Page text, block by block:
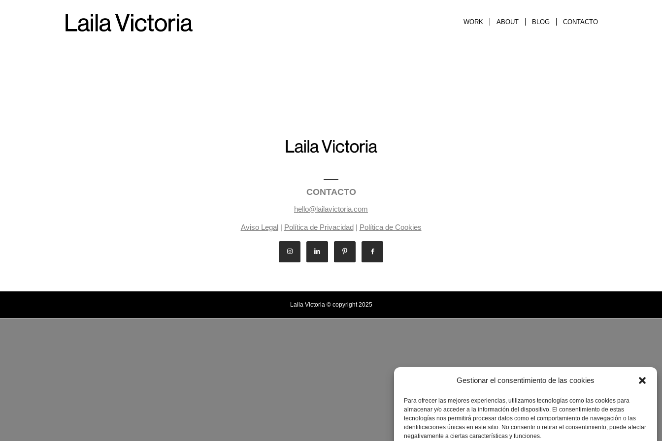
Gestionar el consentimiento de las cookies
Para ofrecer las mejores experiencias, utilizamos tecnologías como las cookies para
almacenar y/o acceder a la información del dispositivo. El consentimiento de estas
tecnologías nos permitirá procesar datos como el comportamiento de navegación o las
identificaciones únicas en este sitio. No consentir o retirar el consentimiento, puede afectar
negativamente a ciertas características y funciones.
WORK ABOUT BLOG CONTACTO
CONTACTO
hello@lailavictoria.com
Aviso Legal| Política de Privacidad| Política de Cookies
Laila Victoria © copyright 2025